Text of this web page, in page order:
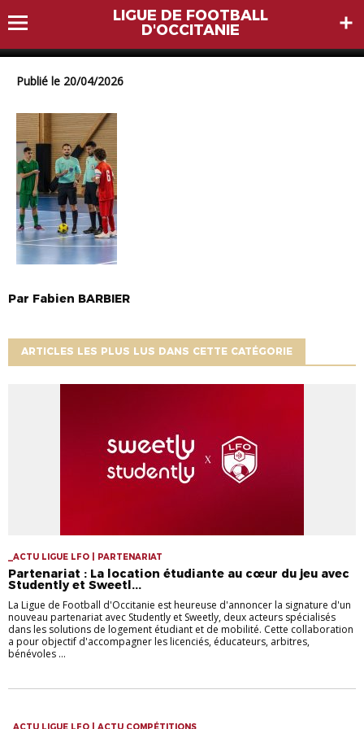
LIGUE DE FOOTBALL
D'OCCITANIE
IMG_7156
Publié le 20/04/2026
Par Fabien BARBIER
ARTICLES LES PLUS LUS DANS CETTE CATÉGORIE
_ACTU LIGUE LFO | PARTENARIAT
Partenariat : La location étudiante au cœur du jeu avec
Studently et Sweetl...
La Ligue de Football d'Occitanie est heureuse d'annoncer la signature d'un
nouveau partenariat avec Studently et Sweetly, deux acteurs spécialisés
dans les solutions de logement étudiant et de mobilité. Cette collaboration
a pour objectif d'accompagner les licenciés, éducateurs, arbitres,
bénévoles ...